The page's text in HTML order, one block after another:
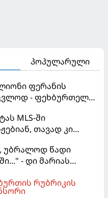
პოპულარული
ფერანის
- ფეხბურთელს
თანხის მიღებას
MLS-ში
თავად კი
ელის
უბრალოდ წადი
- დი მარიას
რუბრიკის